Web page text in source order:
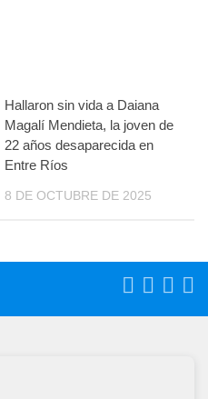
Hallaron sin vida a Daiana
Magalí Mendieta, la joven de
22 años desaparecida en
Entre Ríos
8 DE OCTUBRE DE 2025